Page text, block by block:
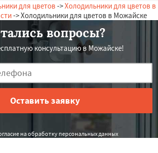
для цветов ->Холодильники для цветов в
-> Холодильники для цветов в Можайске
вопросы?
консультацию в Можайске!
на обработку персональных данных